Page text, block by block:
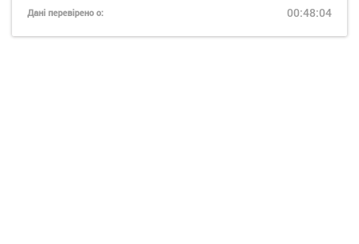
Дані перевірено о: 00:48:04